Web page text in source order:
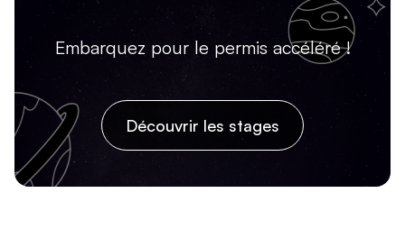
Embarquez pour le permis accéléré !
Découvrir les stages